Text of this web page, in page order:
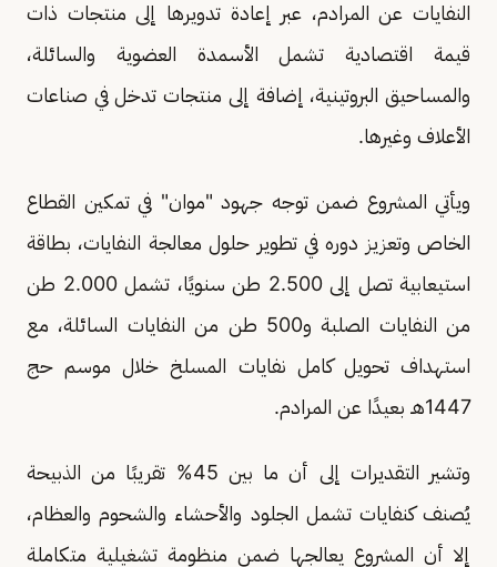
النفايات عن المرادم، عبر إعادة تدويرها إلى منتجات ذات
قيمة اقتصادية تشمل الأسمدة العضوية والسائلة،
والمساحيق البروتينية، إضافة إلى منتجات تدخل في صناعات
الأعلاف وغيرها.
ويأتي المشروع ضمن توجه جهود "موان" في تمكين القطاع
الخاص وتعزيز دوره في تطوير حلول معالجة النفايات، بطاقة
استيعابية تصل إلى 2.500 طن سنويًا، تشمل 2.000 طن
من النفايات الصلبة و500 طن من النفايات السائلة، مع
استهداف تحويل كامل نفايات المسلخ خلال موسم حج
1447هـ بعيدًا عن المرادم.
وتشير التقديرات إلى أن ما بين 45% تقريبًا من الذبيحة
يُصنف كنفايات تشمل الجلود والأحشاء والشحوم والعظام،
إلا أن المشروع يعالجها ضمن منظومة تشغيلية متكاملة